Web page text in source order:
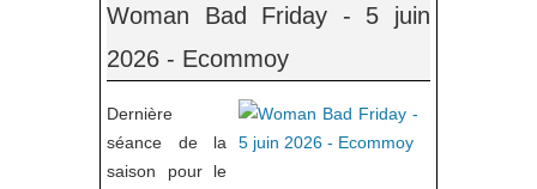
Woman Bad Friday - 5 juin
2026 - Ecommoy
Dernière
séance de la
saison pour le